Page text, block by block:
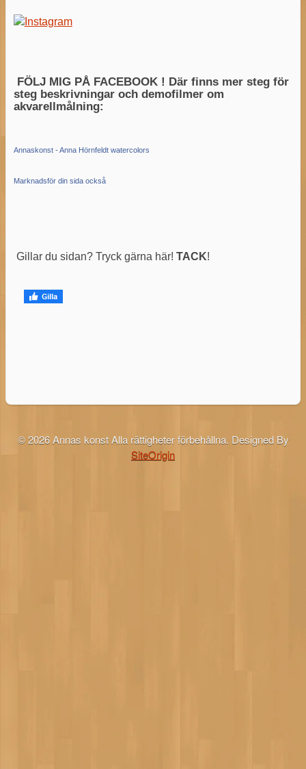
FÖLJ MIG PÅ FACEBOOK ! Där finns mer steg för
steg beskrivningar och demofilmer om
akvarellmålning:
Annaskonst - Anna Hörnfeldt watercolors
Marknadsför din sida också
Gillar du sidan? Tryck gärna här! TACK!
© 2026 Annas konst Alla rättigheter förbehållna. Designed By
SiteOrigin